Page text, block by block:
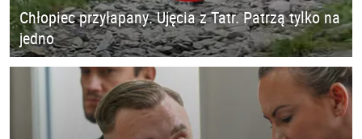
Chłopiec przyłapany. Ujęcia z Tatr. Patrzą tylko na
jedno